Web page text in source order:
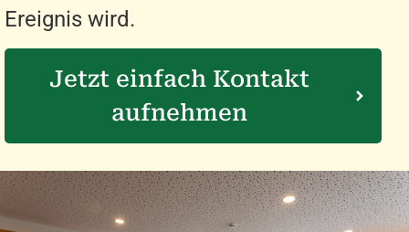
Ereignis wird.
Jetzt einfach Kontakt
aufnehmen